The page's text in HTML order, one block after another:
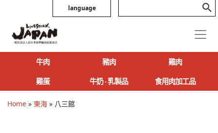
language
牛肉 豬肉
雞肉
雞蛋
牛奶 ‧ 乳製品 食用肉加工品
Home » 東海 » 八三館